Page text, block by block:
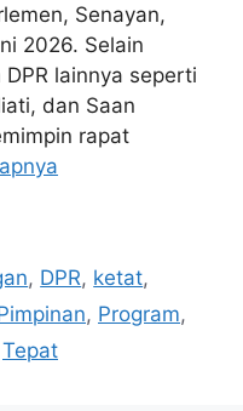
Senayan,
2026. Selain
lainnya seperti
dan Saan
rapat
, DPR, ketat,
, Program,
Tepat